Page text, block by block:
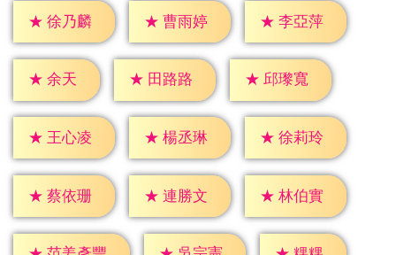
★ 徐乃麟 ★ 曹雨婷 ★ 李亞萍
★ 余天 ★ 田路路 ★ 邱瓈寬
★ 王心凌 ★ 楊丞琳 ★ 徐莉玲
★ 蔡依珊 ★ 連勝文 ★ 林伯實